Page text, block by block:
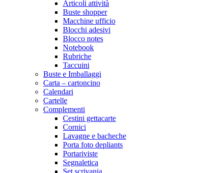
Articoli attività
Buste shopper
Macchine ufficio
Blocchi adesivi
Blocco notes
Notebook
Rubriche
Taccuini
Buste e Imballaggi
Carta – cartoncino
Calendari
Cartelle
Complementi
Cestini gettacarte
Cornici
Lavagne e bacheche
Porta foto depliants
Portariviste
Segnaletica
Set scrivania